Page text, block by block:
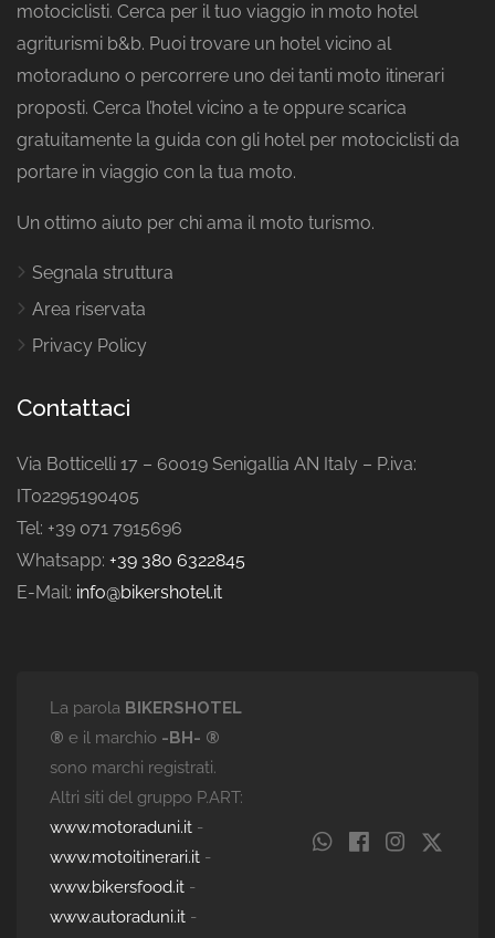
motociclisti. Cerca per il tuo viaggio in moto hotel
agriturismi b&b. Puoi trovare un hotel vicino al
motoraduno o percorrere uno dei tanti moto itinerari
proposti. Cerca l’hotel vicino a te oppure scarica
gratuitamente la guida con gli hotel per motociclisti da
portare in viaggio con la tua moto.
Un ottimo aiuto per chi ama il moto turismo.
Segnala struttura
Area riservata
Privacy Policy
Contattaci
Via Botticelli 17 – 60019 Senigallia AN Italy – P.iva:
IT02295190405
Tel: +39 071 7915696
Whatsapp: +39 380 6322845
E-Mail: info@bikershotel.it
La parola BIKERSHOTEL
® e il marchio -BH- ®
sono marchi registrati.
Altri siti del gruppo P.ART:
www.motoraduni.it -
www.motoitinerari.it -
www.bikersfood.it -
www.autoraduni.it -